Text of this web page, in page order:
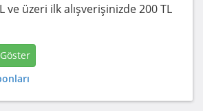
ve üzeri ilk alışverişinizde 200 TL